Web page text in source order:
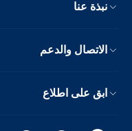
نبذة عنا
الاتصال والدعم
ابق على اطلاع